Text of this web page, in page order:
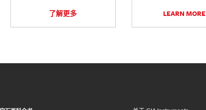
了解更多 LEARN MORE